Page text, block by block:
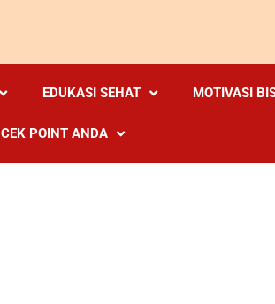
EDUKASI SEHAT MOTIVASI
CEK POINT ANDA